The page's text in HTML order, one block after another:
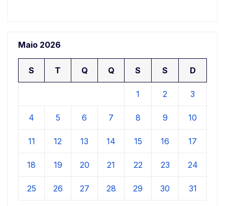
Maio 2026
S T Q Q S S D
1 2 3
4 5 6 7 8 9 10
11 12 13 14 15 16 17
18 19 20 21 22 23 24
25 26 27 28 29 30 31